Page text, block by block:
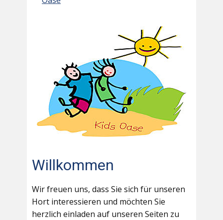
Willkommen
Wir freuen uns, dass Sie sich für unseren
Hort interessieren und möchten Sie
herzlich einladen auf unseren Seiten zu